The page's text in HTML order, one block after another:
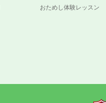
おためし体験レッスン